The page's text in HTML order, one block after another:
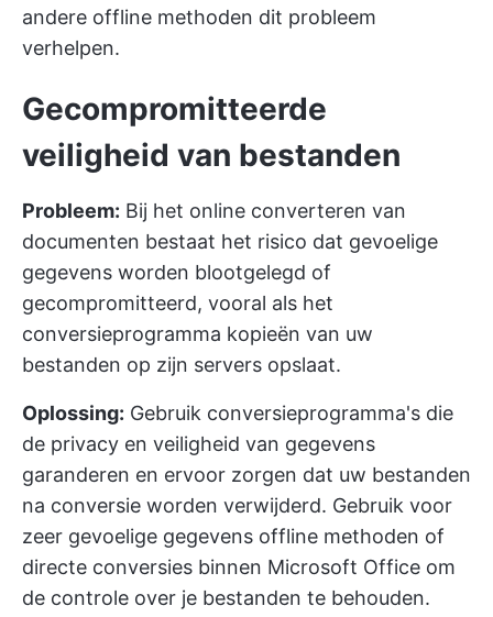
andere offline methoden dit probleem
verhelpen.
Gecompromitteerde
veiligheid van bestanden
Probleem: Bij het online converteren van
documenten bestaat het risico dat gevoelige
gegevens worden blootgelegd of
gecompromitteerd, vooral als het
conversieprogramma kopieën van uw
bestanden op zijn servers opslaat.
Oplossing: Gebruik conversieprogramma's die
de privacy en veiligheid van gegevens
garanderen en ervoor zorgen dat uw bestanden
na conversie worden verwijderd. Gebruik voor
zeer gevoelige gegevens offline methoden of
directe conversies binnen Microsoft Office om
de controle over je bestanden te behouden.